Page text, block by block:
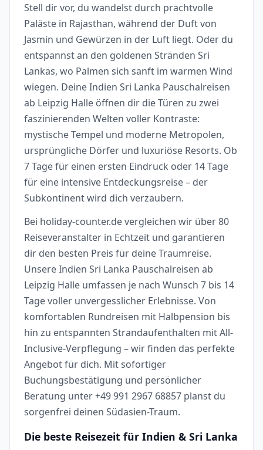
Stell dir vor, du wandelst durch prachtvolle
Paläste in Rajasthan, während der Duft von
Jasmin und Gewürzen in der Luft liegt. Oder du
entspannst an den goldenen Stränden Sri
Lankas, wo Palmen sich sanft im warmen Wind
wiegen. Deine Indien Sri Lanka Pauschalreisen
ab Leipzig Halle öffnen dir die Türen zu zwei
faszinierenden Welten voller Kontraste:
mystische Tempel und moderne Metropolen,
ursprüngliche Dörfer und luxuriöse Resorts. Ob
7 Tage für einen ersten Eindruck oder 14 Tage
für eine intensive Entdeckungsreise – der
Subkontinent wird dich verzaubern.
Bei holiday-counter.de vergleichen wir über 80
Reiseveranstalter in Echtzeit und garantieren
dir den besten Preis für deine Traumreise.
Unsere Indien Sri Lanka Pauschalreisen ab
Leipzig Halle umfassen je nach Wunsch 7 bis 14
Tage voller unvergesslicher Erlebnisse. Von
komfortablen Rundreisen mit Halbpension bis
hin zu entspannten Strandaufenthalten mit All-
Inclusive-Verpflegung – wir finden das perfekte
Angebot für dich. Mit sofortiger
Buchungsbestätigung und persönlicher
Beratung unter +49 991 2967 68857 planst du
sorgenfrei deinen Südasien-Traum.
Die beste Reisezeit für Indien & Sri Lanka